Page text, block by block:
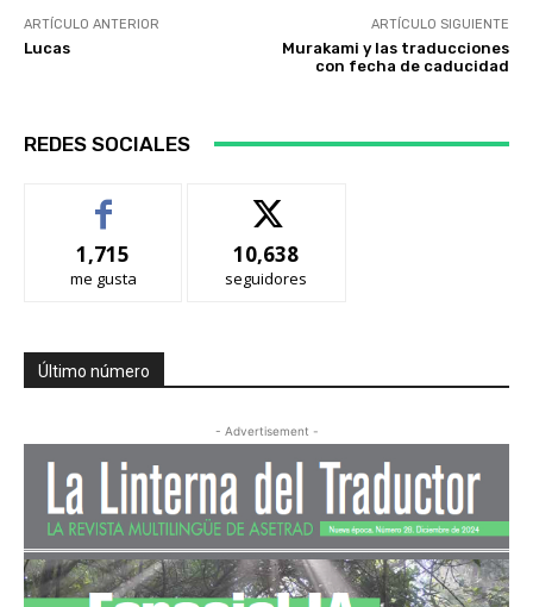
ARTÍCULO ANTERIOR
Lucas
ARTÍCULO SIGUIENTE
Murakami y las traducciones
con fecha de caducidad
REDES SOCIALES
1,715
me gusta
10,638
seguidores
Último número
- Advertisement -